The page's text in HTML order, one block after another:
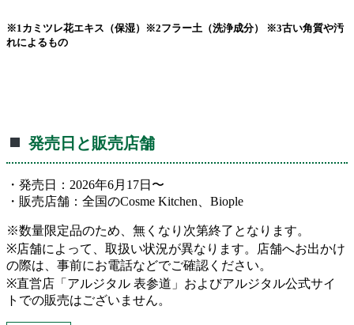
※1カミツレ花エキス（保湿）※2フラー土（洗浄成分） ※3古い角質や汚
れによるもの
発売日と販売店舗
・発売日：2026年6月17日〜
・販売店舗：全国のCosme Kitchen、Biople
※数量限定品のため、無くなり次第終了となります。
※店舗によって、取扱い状況が異なります。店舗へお出かけ
の際は、事前にお電話などでご確認ください。
※直営店「アルジタル 表参道」およびアルジタル公式サイ
トでの販売はございません。